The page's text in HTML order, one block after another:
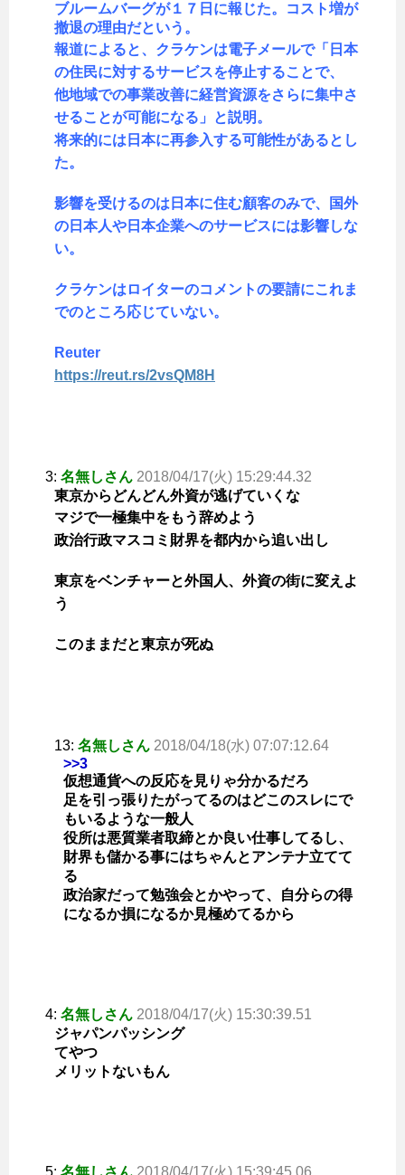
ブルームバーグが１７日に報じた。コスト増が
撤退の理由だという。
報道によると、クラケンは電子メールで「日本
の住民に対するサービスを停止することで、
他地域での事業改善に経営資源をさらに集中さ
せることが可能になる」と説明。
将来的には日本に再参入する可能性があるとし
た。
影響を受けるのは日本に住む顧客のみで、国外
の日本人や日本企業へのサービスには影響しな
い。
クラケンはロイターのコメントの要請にこれま
でのところ応じていない。
Reuter
https://reut.rs/2vsQM8H
3: 名無しさん 2018/04/17(火) 15:29:44.32
東京からどんどん外資が逃げていくな
マジで一極集中をもう辞めよう
政治行政マスコミ財界を都内から追い出し
東京をベンチャーと外国人、外資の街に変えよ
う
このままだと東京が死ぬ
13: 名無しさん 2018/04/18(水) 07:07:12.64
>>3
仮想通貨への反応を見りゃ分かるだろ
足を引っ張りたがってるのはどこのスレにで
もいるような一般人
役所は悪質業者取締とか良い仕事してるし、
財界も儲かる事にはちゃんとアンテナ立てて
る
政治家だって勉強会とかやって、自分らの得
になるか損になるか見極めてるから
4: 名無しさん 2018/04/17(火) 15:30:39.51
ジャパンパッシング
てやつ
メリットないもん